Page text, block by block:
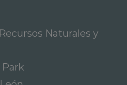
Naturales y